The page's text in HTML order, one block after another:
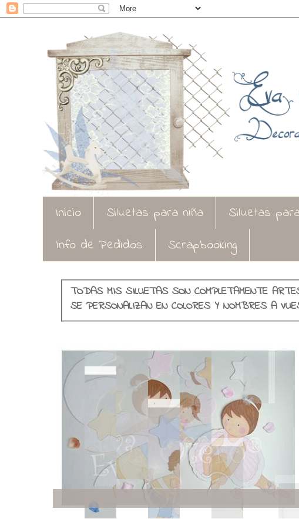
Inicio Siluetas para niña Siluetas
Info de Pedidos
Scrapbooking
TODAS MIS SILUETAS SON COMPLETAMENTE